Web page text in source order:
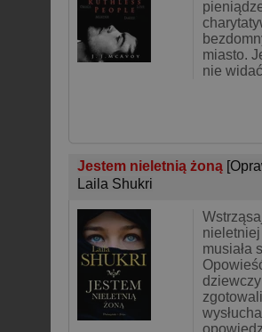
miasto.
nie
Jestem nieletnią żoną
Laila Shukri
musiała